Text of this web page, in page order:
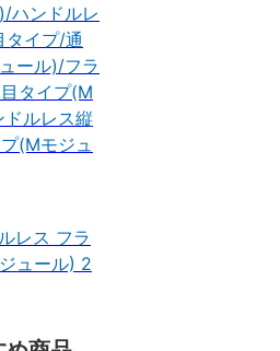
ハンドルレ
タイプ/通
ール)/フラ
タイプ(M
ルレス縦
(Mモジュ
レス フラ
ュール) 2